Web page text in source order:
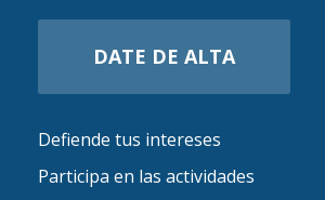
DATE DE ALTA
Defiende tus intereses
Participa en las actividades